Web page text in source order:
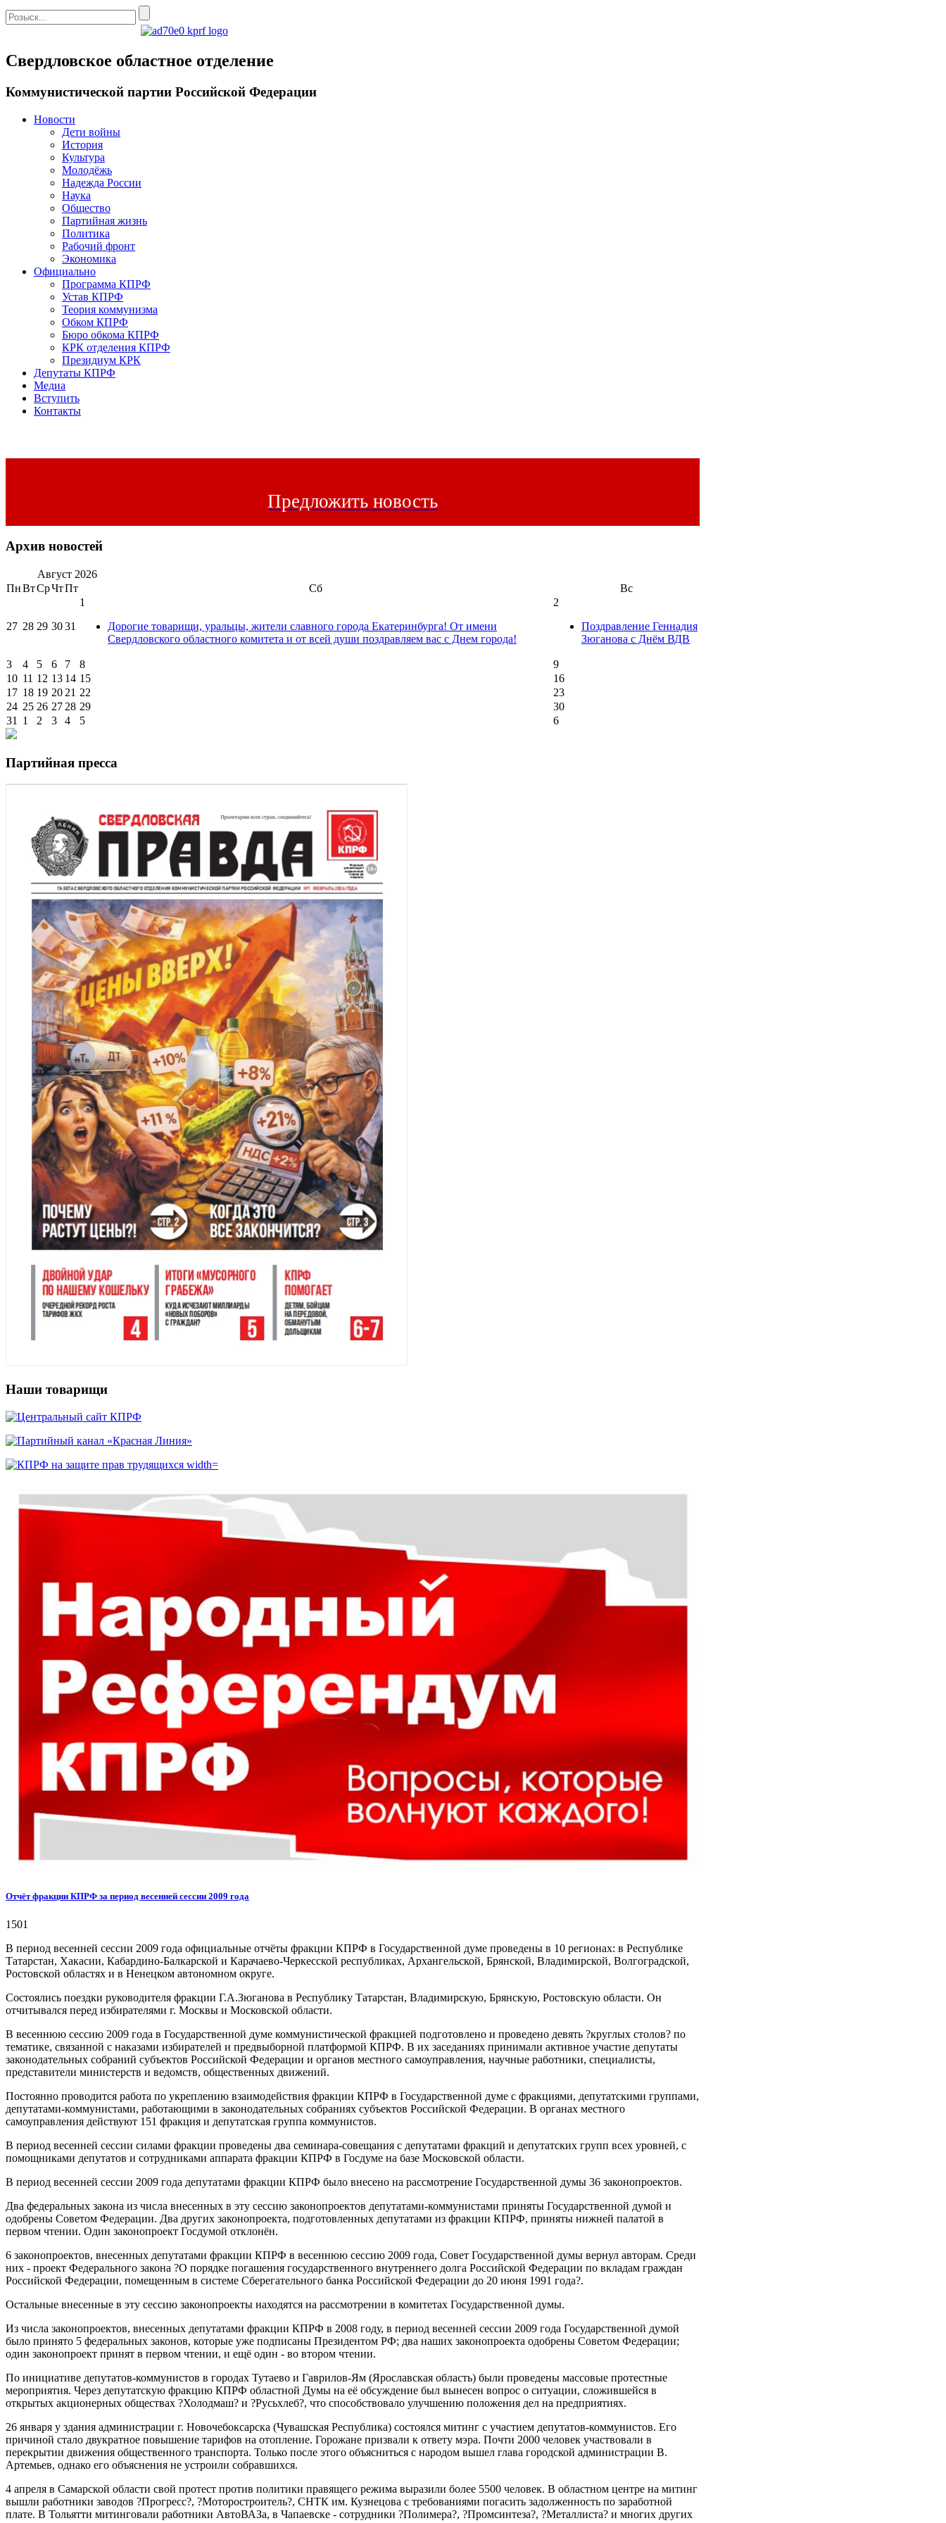
Свердловское областное отделение
Коммунистической партии Российской Федерации
Новости
Дети войны
История
Культура
Молодёжь
Надежда России
Наука
Общество
Партийная жизнь
Политика
Рабочий фронт
Экономика
Официально
Программа КПРФ
Устав КПРФ
Теория коммунизма
Обком КПРФ
Бюро обкома КПРФ
КРК отделения КПРФ
Президиум КРК
Депутаты КПРФ
Медиа
Вступить
Контакты
Предложить новость
Архив новостей
Август 2026
ПнВтСрЧтПт Сб Вс
27 28 29 3031
1
Дорогие товарищи, уральцы, жители славного города Екатеринбурга! От имени
Свердловского областного комитета и от всей души поздравляем вас с Днем города!
2
Поздравление Геннадия
Зюганова с Днём ВДВ
3 4 5 6 7 8
9
10 11 12 13 14 15
16
17 18 19 20 21 22
23
24 25 26 27 28 29
30
31
1 2 3 4 5 6
Партийная пресса
Наши товарищи
Отчёт фракции КПРФ за период весенней сессии 2009 года
1501
В период весенней сессии 2009 года официальные отчёты фракции КПРФ в Государственной думе проведены в 10 регионах: в Республике
Татарстан, Хакасии, Кабардино-Балкарской и Карачаево-Черкесской республиках, Архангельской, Брянской, Владимирской, Волгоградской,
Ростовской областях и в Ненецком автономном округе.
Состоялись поездки руководителя фракции Г.А.Зюганова в Республику Татарстан, Владимирскую, Брянскую, Ростовскую области. Он
отчитывался перед избирателями г. Москвы и Московской области.
В весеннюю сессию 2009 года в Государственной думе коммунистической фракцией подготовлено и проведено девять ?круглых столов? по
тематике, связанной с наказами избирателей и предвыборной платформой КПРФ. В их заседаниях принимали активное участие депутаты
законодательных собраний субъектов Российской Федерации и органов местного самоуправления, научные работники, специалисты,
представители министерств и ведомств, общественных движений.
Постоянно проводится работа по укреплению взаимодействия фракции КПРФ в Государственной думе с фракциями, депутатскими группами,
депутатами-коммунистами, работающими в законодательных собраниях субъектов Российской Федерации. В органах местного
самоуправления действуют 151 фракция и депутатская группа коммунистов.
В период весенней сессии силами фракции проведены два семинара-совещания с депутатами фракций и депутатских групп всех уровней, с
помощниками депутатов и сотрудниками аппарата фракции КПРФ в Госдуме на базе Московской области.
В период весенней сессии 2009 года депутатами фракции КПРФ было внесено на рассмотрение Государственной думы 36 законопроектов.
Два федеральных закона из числа внесенных в эту сессию законопроектов депутатами-коммунистами приняты Государственной думой и
одобрены Советом Федерации. Два других законопроекта, подготовленных депутатами из фракции КПРФ, приняты нижней палатой в
первом чтении. Один законопроект Госдумой отклонён.
6 законопроектов, внесенных депутатами фракции КПРФ в весеннюю сессию 2009 года, Совет Государственной думы вернул авторам. Среди
них - проект Федерального закона ?О порядке погашения государственного внутреннего долга Российской Федерации по вкладам граждан
Российской Федерации, помещенным в системе Сберегательного банка Российской Федерации до 20 июня 1991 года?.
Остальные внесенные в эту сессию законопроекты находятся на рассмотрении в комитетах Государственной думы.
Из числа законопроектов, внесенных депутатами фракции КПРФ в 2008 году, в период весенней сессии 2009 года Государственной думой
было принято 5 федеральных законов, которые уже подписаны Президентом РФ; два наших законопроекта одобрены Советом Федерации;
один законопроект принят в первом чтении, и ещё один - во втором чтении.
По инициативе депутатов-коммунистов в городах Тутаево и Гаврилов-Ям (Ярославская область) были проведены массовые протестные
мероприятия. Через депутатскую фракцию КПРФ областной Думы на её обсуждение был вынесен вопрос о ситуации, сложившейся в
открытых акционерных обществах ?Холодмаш? и ?Русьхлеб?, что способствовало улучшению положения дел на предприятиях.
26 января у здания администрации г. Новочебоксарска (Чувашская Республика) состоялся митинг с участием депутатов-коммунистов. Его
причиной стало двукратное повышение тарифов на отопление. Горожане призвали к ответу мэра. Почти 2000 человек участвовали в
перекрытии движения общественного транспорта. Только после этого объясниться с народом вышел глава городской администрации В.
Артемьев, однако его объяснения не устроили собравшихся.
4 апреля в Самарской области свой протест против политики правящего режима выразили более 5500 человек. В областном центре на митинг
вышли работники заводов ?Прогресс?, ?Моторостроитель?, СНТК им. Кузнецова с требованиями погасить задолженность по заработной
плате. В Тольятти митинговали работники АвтоВАЗа, в Чапаевске - сотрудники ?Полимера?, ?Промсинтеза?, ?Металлиста? и многих других